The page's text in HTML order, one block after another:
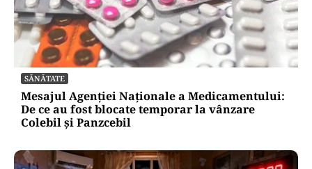
SĂNĂTATE
Mesajul Agenției Naționale a Medicamentului:
De ce au fost blocate temporar la vânzare
Colebil și Panzcebil